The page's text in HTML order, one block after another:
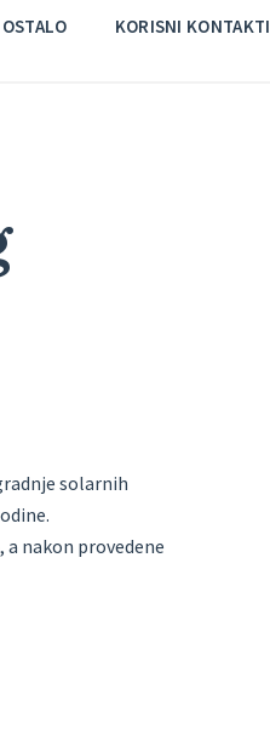
OSTALO KORISNI KONTAKTI
solarnih
nakon provedene